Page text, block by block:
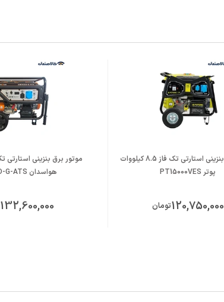
موتور برق بنزینی استارتی تک فاز 8.5 کیلووات
پوتر PT15000VES
120,750,000تومان
هواسدان H9000D-G-ATS
132,600,000